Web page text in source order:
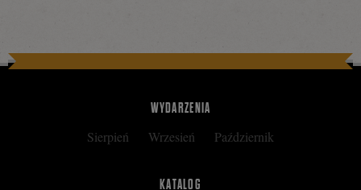
WYDARZENIA
Sierpień Wrzesień Październik
KATALOG